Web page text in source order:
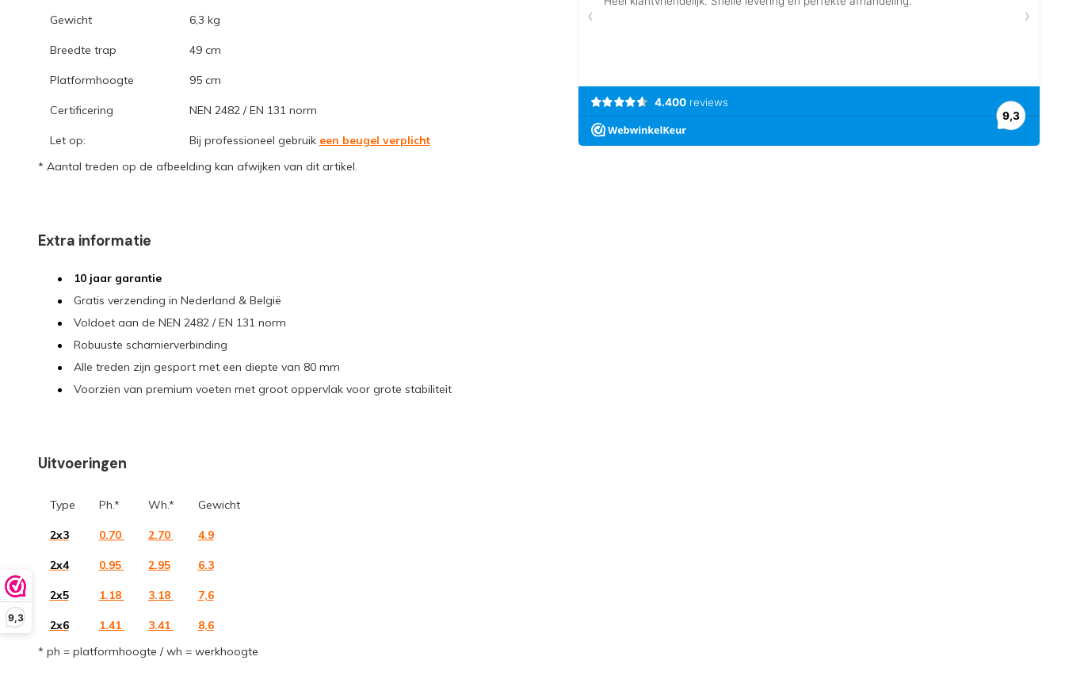
9,3
Gewicht 6,3 kg
Breedte trap 49 cm
Platformhoogte 95 cm
Certificering NEN 2482 / EN 131 norm
Let op: Bij professioneel gebruik een beugel verplicht
* Aantal treden op de afbeelding kan afwijken van dit artikel.
Extra informatie
10 jaar garantie
Gratis verzending in Nederland & België
Voldoet aan de NEN 2482 / EN 131 norm
Robuuste scharnierverbinding
Alle treden zijn gesport met een diepte van 80 mm
Voorzien van premium voeten met groot oppervlak voor grote stabiliteit
Uitvoeringen
Type Ph.* Wh.* Gewicht
2x3 0.70 2.70 4.9
2x4 0.95 2.95 6.3
2x5 1.18 3.18 7,6
2x6 1.41 3.41
8,6
* ph = platformhoogte / wh = werkhoogte